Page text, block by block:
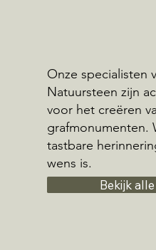
Onze specialisten
Natuursteen zijn
voor het creëren
grafmonumenten.
tastbare
wens is.
Bekijk